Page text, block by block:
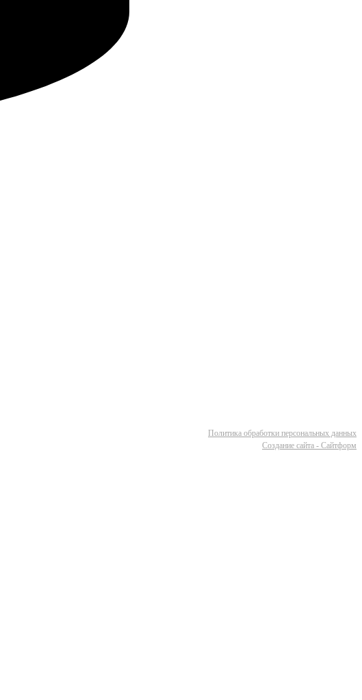
Политика обработки персональных данных
Cоздание сайта - Сайтформ